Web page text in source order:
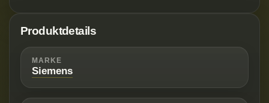
Produktdetails
MARKE
Siemens